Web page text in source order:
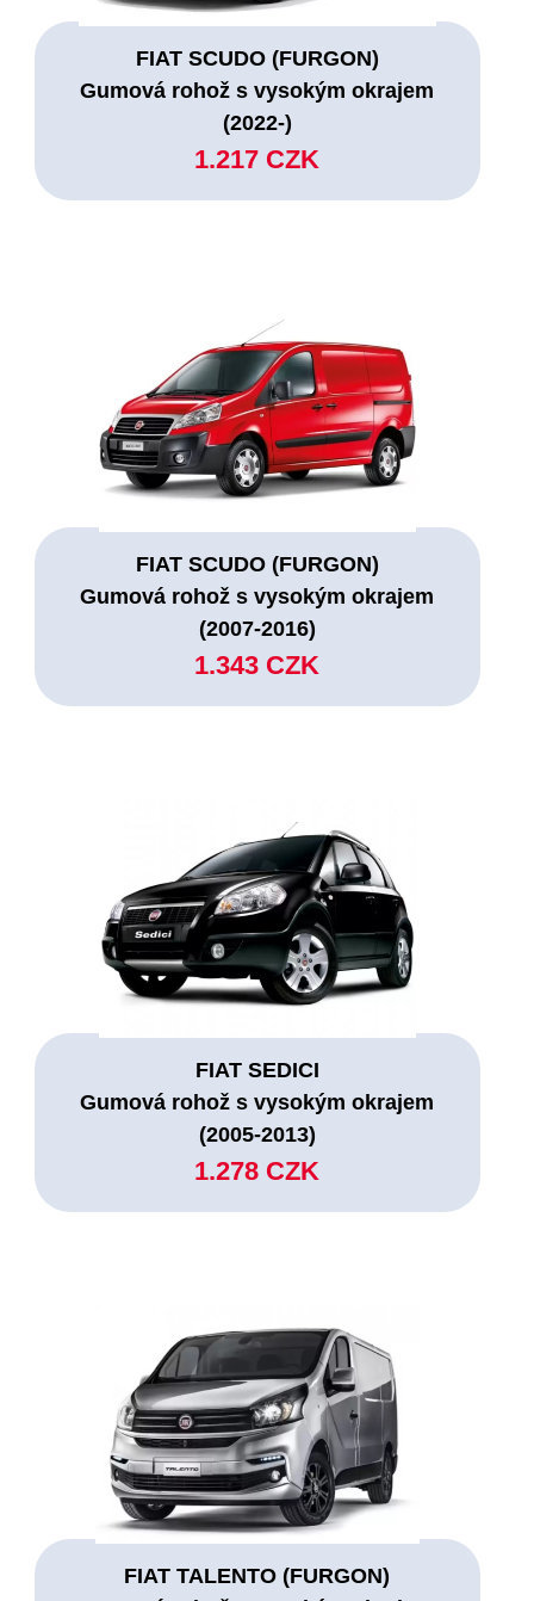
FIAT SCUDO (FURGON)
Gumová rohož s vysokým okrajem
(2022-)
1.217 CZK
FIAT SCUDO (FURGON)
Gumová rohož s vysokým okrajem
(2007-2016)
1.343 CZK
FIAT SEDICI
Gumová rohož s vysokým okrajem
(2005-2013)
1.278 CZK
FIAT TALENTO (FURGON)